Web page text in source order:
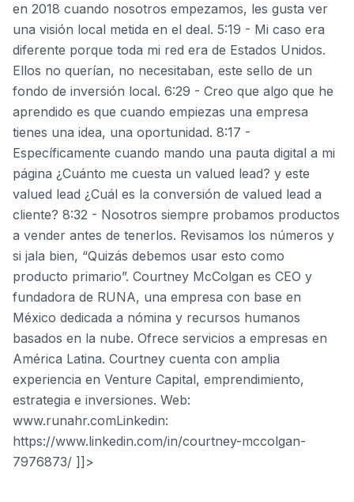
en 2018 cuando nosotros empezamos, les gusta ver
una visión local metida en el deal. 5:19 - Mi caso era
diferente porque toda mi red era de Estados Unidos.
Ellos no querían, no necesitaban, este sello de un
fondo de inversión local. 6:29 - Creo que algo que he
aprendido es que cuando empiezas una empresa
tienes una idea, una oportunidad. 8:17 -
Específicamente cuando mando una pauta digital a mi
página ¿Cuánto me cuesta un valued lead? y este
valued lead ¿Cuál es la conversión de valued lead a
cliente? 8:32 - Nosotros siempre probamos productos
a vender antes de tenerlos. Revisamos los números y
si jala bien, “Quizás debemos usar esto como
producto primario”. Courtney McColgan es CEO y
fundadora de RUNA, una empresa con base en
México dedicada a nómina y recursos humanos
basados en la nube. Ofrece servicios a empresas en
América Latina. Courtney cuenta con amplia
experiencia en Venture Capital, emprendimiento,
estrategia e inversiones. Web:
www.runahr.comLinkedin:
https://www.linkedin.com/in/courtney-mccolgan-
7976873/ ]]>